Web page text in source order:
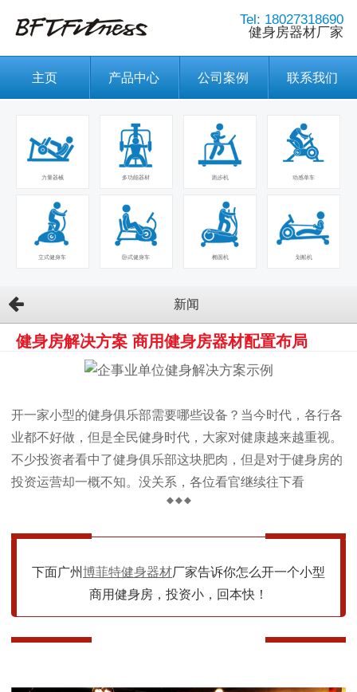
Tel: 18027318690
健身房器材厂家
主页 产品中心 公司案例 联系我们
力量器械 多功能器材 跑步机 动感单车
立式健身车 卧式健身车 椭圆机 划船机
新闻
健身房解决方案 商用健身房器材配置布局
开一家小型的健身俱乐部需要哪些设备？ 当今时代，各行各
业都不好做，但是全民健身时代，大家对健康越来越重视。
不少投资者看中了健身俱乐部这块肥肉，但是对于健身房的
投资运营却一概不知。没关系，各位看官继续往下看
◆ ◆ ◆
下面广州博菲特健身器材厂家告诉你怎么开一个小型
商用健身房，投资小，回本快！